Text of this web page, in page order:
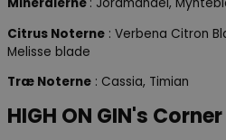
Citrus Noterne : Verbena Citron
Melisse blade
Træ Noterne : Cassia, Timian
HIGH ON GIN's Corner